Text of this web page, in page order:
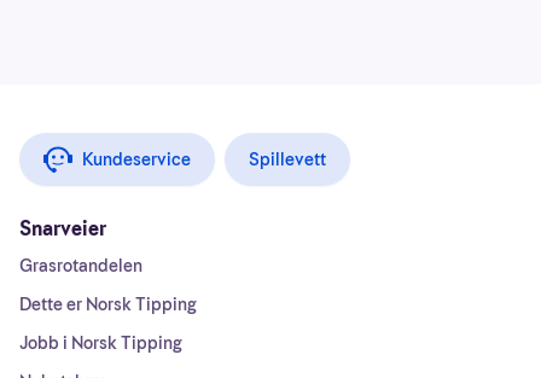
Kundeservice Spillevett
Snarveier
Grasrotandelen
Dette er Norsk Tipping
Jobb i Norsk Tipping